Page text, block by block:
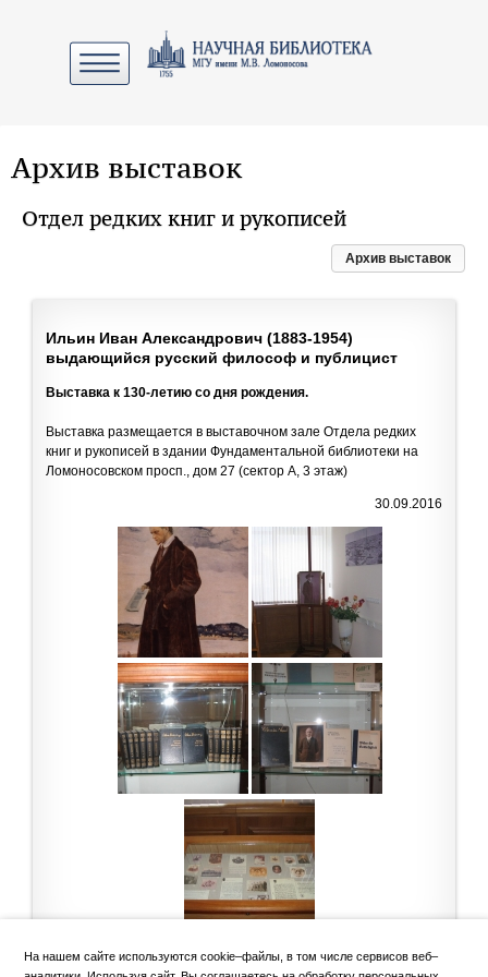
Архив выставок
Отдел редких книг и рукописей
Архив выставок
Ильин Иван Александрович (1883-1954)
выдающийся русский философ и публицист
Выставка к 130-летию со дня рождения.
Выставка размещается в выставочном зале Отдела редких
книг и рукописей в здании Фундаментальной библиотеки на
Ломоносовском просп., дом 27 (сектор А, 3 этаж)
30.09.2016
На нашем сайте используются cookie–файлы, в том числе сервисов веб–